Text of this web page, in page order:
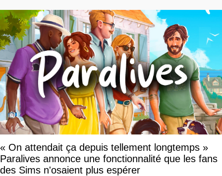
« On attendait ça depuis tellement longtemps »
Paralives annonce une fonctionnalité que les fans
des Sims n'osaient plus espérer